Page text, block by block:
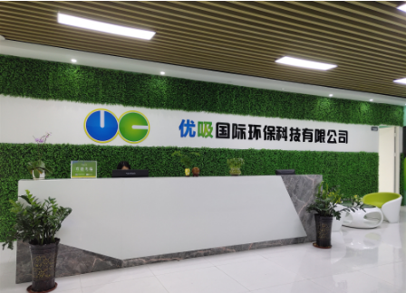
专利保护优势、双甲资质
企业（“室内环境净化治理
甲级施工资质”“室内环境
污染治理资质等级证
书”）、拥有多名高级《环
境工程高级工程师》室内
空气治理资格认证的治理
人员、掌握室内空气净化
治理实用技术和五项专利
技术、八项计算机软件著
作权登记证书等。研发实